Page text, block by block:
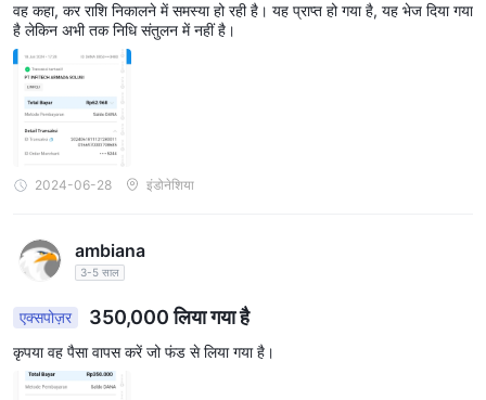
वह कहा, कर राशि निकालने में समस्या हो रही है। यह प्राप्त हो गया है, यह भेज दिया गया
है लेकिन अभी तक निधि संतुलन में नहीं है।
2024-06-28 इंडोनेशिया
ambiana
3-5 साल
एक्सपोज़र 350,000 लिया गया है
कृपया वह पैसा वापस करें जो फंड से लिया गया है।